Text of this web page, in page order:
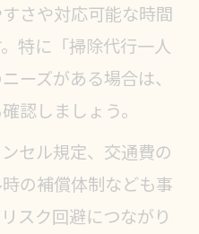
さや対応可能な時間
特に「掃除代行一人
ーズがある場合は、
認しましょう。
セル規定、交通費の
の補償体制なども事
スク回避につながり